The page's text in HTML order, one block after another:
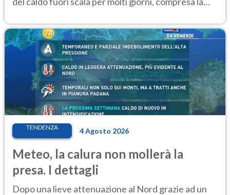
TENDENZA 4 Agosto 2026
Meteo, la calura non mollerà la
presa. I dettagli
Dopo una lieve attenuazione al Nord grazie ad un